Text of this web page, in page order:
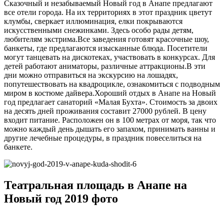
Сказочный и незабываемый Новый год в Анапе предлагают
все отели города. На их территориях в этот праздник цветут
клумбы, сверкает иллюминация, елки покрываются
искусственными снежинками. Здесь особо рады детям,
любителям экстрима.Все заведения готовят красочные шоу,
банкеты, где предлагаются изысканные блюда. Посетители
могут танцевать на дискотеках, участвовать в конкурсах. Для
детей работают аниматоры, различные аттракционы.В эти
дни можно отправиться на экскурсию на лошадях,
попутешествовать на квадроцикле, ознакомиться с подводным
миром в костюме дайвера.Хороший отдых в Анапе на Новый
год предлагает санаторий «Малая Бухта». Стоимость за двоих
на десять дней проживания составит 27000 рублей. В цену
входит питание. Расположен он в 100 метрах от моря, так что
можно каждый день дышать его запахом, принимать ванны и
другие лечебные процедуры, в праздник повеселиться на
банкете.
Театральная площадь в Анапе на
Новый год 2019 фото